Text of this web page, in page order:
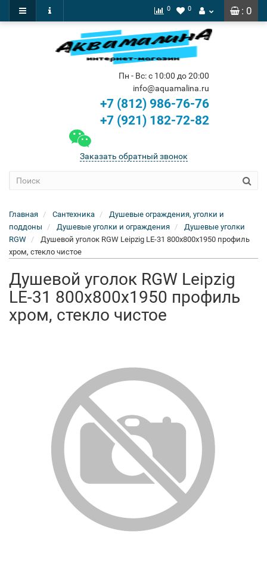
: 0
0 0
Пн - Вс: с 10:00 до 20:00
info@aquamalina.ru
+7 (812) 986-76-76
+7 (921) 182-72-82
Заказать обратный звонок
Главная Сантехника
Душевые ограждения, уголки и
поддоны
Душевые уголки и ограждения
Душевые уголки
RGW
Душевой уголок RGW Leipzig LE-31 800x800x1950 профиль
хром, стекло чистое
Душевой уголок RGW Leipzig
LE-31 800x800x1950 профиль
хром, стекло чистое